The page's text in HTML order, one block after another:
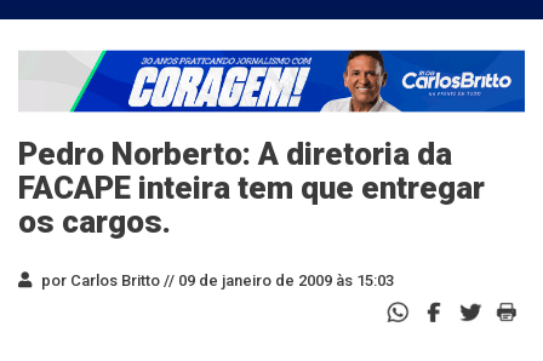
Pedro Norberto: A diretoria da
FACAPE inteira tem que entregar
os cargos.
por Carlos Britto // 09 de janeiro de 2009 às 15:03